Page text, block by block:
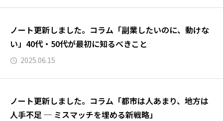
ノート更新しました。コラム「副業したいのに、動けな
い」40代・50代が最初に知るべきこと
2025.06.15
ノート更新しました。コラム「都市は人あまり、地方は
人手不足 ─ ミスマッチを埋める新戦略」